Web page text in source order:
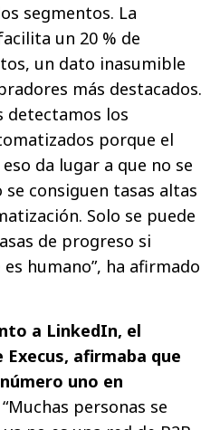
segmentos. La
un 20 % de
un dato inasumible
más destacados.
detectamos los
porque el
da lugar a que no se
consiguen tasas altas
Solo se puede
de progreso si
humano”, ha afirmado
a LinkedIn, el
Execus, afirmaba que
uno en
“Muchas personas se